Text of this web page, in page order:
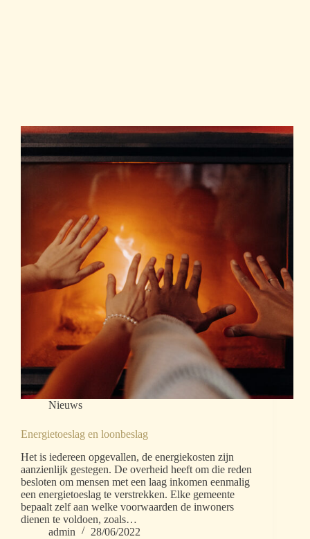
Nieuws
Energietoeslag en loonbeslag
Het is iedereen opgevallen, de energiekosten zijn
aanzienlijk gestegen. De overheid heeft om die reden
besloten om mensen met een laag inkomen eenmalig
een energietoeslag te verstrekken. Elke gemeente
bepaalt zelf aan welke voorwaarden de inwoners
dienen te voldoen, zoals…
admin
28/06/2022